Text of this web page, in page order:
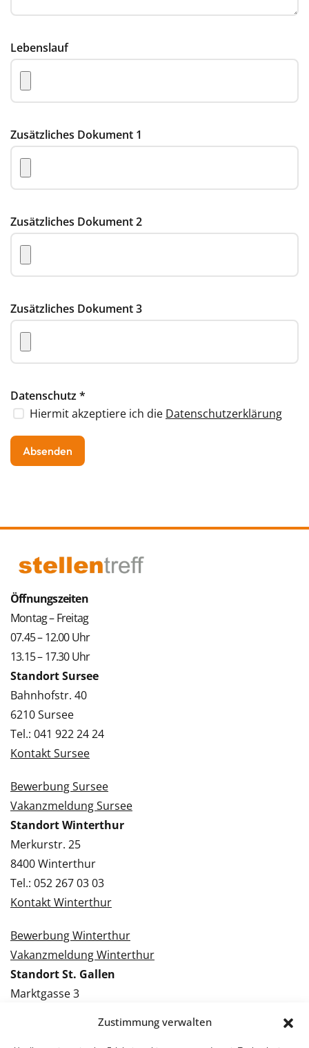
Zustimmung verwalten
Lebenslauf
Zusätzliches Dokument 1
Zusätzliches Dokument 2
Zusätzliches Dokument 3
Datenschutz*
Hiermit akzeptiere ich die Datenschutzerklärung
Öffnungszeiten
Montag – Freitag
07.45 – 12.00 Uhr
13.15 – 17.30 Uhr
Standort Sursee
Bahnhofstr. 40
6210 Sursee
Tel.: 041 922 24 24
Kontakt Sursee
Bewerbung Sursee
Vakanzmeldung Sursee
Standort Winterthur
Merkurstr. 25
8400 Winterthur
Tel.: 052 267 03 03
Kontakt Winterthur
Bewerbung Winterthur
Vakanzmeldung Winterthur
Standort St. Gallen
Marktgasse 3